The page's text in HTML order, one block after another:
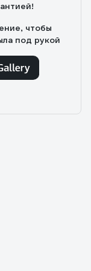
чтобы
под рукой